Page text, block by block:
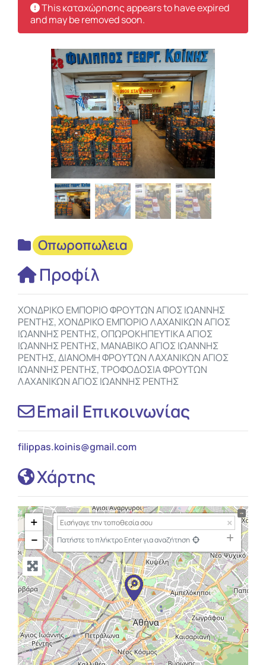
This καταχώρησης appears to have expired
and may be removed soon.
Προηγούμενο
Οπωροπωλεια
Προφίλ
ΧΟΝΔΡΙΚΟ ΕΜΠΟΡΙΟ ΦΡΟΥΤΩΝ ΑΓΙΟΣ ΙΩΑΝΝΗΣ
ΡΕΝΤΗΣ, ΧΟΝΔΡΙΚΟ ΕΜΠΟΡΙΟ ΛΑΧΑΝΙΚΩΝ ΑΓΙΟΣ
ΙΩΑΝΝΗΣ ΡΕΝΤΗΣ, ΟΠΩΡΟΚΗΠΕΥΤΙΚΑ ΑΓΙΟΣ
ΙΩΑΝΝΗΣ ΡΕΝΤΗΣ, ΜΑΝΑΒΙΚΟ ΑΓΙΟΣ ΙΩΑΝΝΗΣ
ΡΕΝΤΗΣ, ΔΙΑΝΟΜΗ ΦΡΟΥΤΩΝ ΛΑΧΑΝΙΚΩΝ ΑΓΙΟΣ
ΙΩΑΝΝΗΣ ΡΕΝΤΗΣ, ΤΡΟΦΟΔΟΣΙΑ ΦΡΟΥΤΩΝ
ΛΑΧΑΝΙΚΩΝ ΑΓΙΟΣ ΙΩΑΝΝΗΣ ΡΕΝΤΗΣ
Email Επικοινωνίας
filippas.koinis@gmail.com
Χάρτης
+
−
Πατήστε το πλήκτρο Enter για αναζήτηση